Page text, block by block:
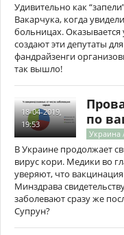
Удивительно как
Вакарчука, когда
больницах.
создают эти депутаты
фандрайзенги
так вышло!
18-04-2019,
19:53
по
Украина
В Украине продолжает
вирус кори. Медики во
уверяют, что
Минздрава
заболевают сразу же
Супрун?